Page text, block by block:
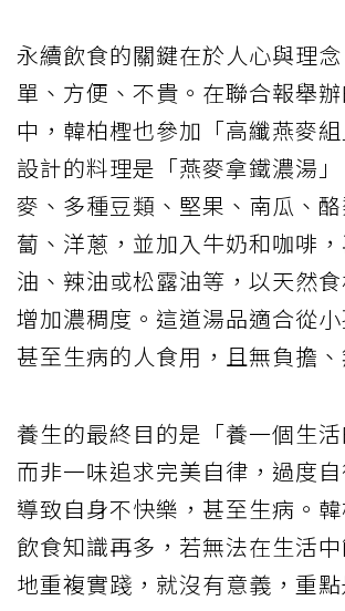
永續飲食的關鍵在於人心與理
單、方便、不貴。在聯合報舉
中，韓柏檉也參加「高纖燕麥
設計的料理是「燕麥拿鐵濃湯
麥、多種豆類、堅果、南瓜、
蔔、洋蔥，並加入牛奶和咖啡
油、辣油或松露油等，以天然
增加濃稠度。這道湯品適合從小
甚至生病的人食用，且無負擔、
養生的最終目的是「養一個生活
而非一味追求完美自律，過度
導致自身不快樂，甚至生病。韓
飲食知識再多，若無法在生活
地重複實踐，就沒有意義，重